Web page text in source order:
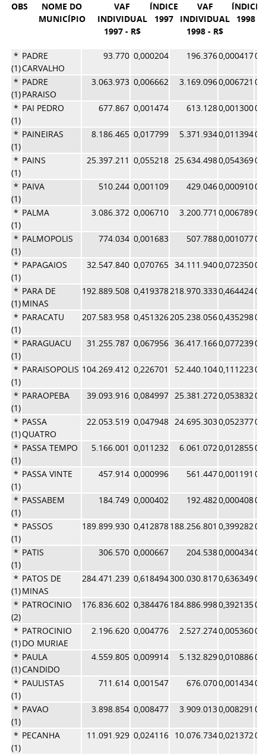
OBS
NOME DO
MUNICÍPIO
VAF
INDIVIDUAL
1997 - R$
ÍNDICE
1997
VAF
INDIVIDUAL
1998 - R$
ÍNDICE
1998
*
(1)
PADRE
CARVALHO
93.770 0,000204 196.3760,000417
*
(1)
PADRE
PARAISO
3.063.973 0,006662 3.169.0960,006721
*
(1)
PAI PEDRO 677.867 0,001474 613.1280,001300
*
(1)
PAINEIRAS 8.186.465 0,017799 5.371.9340,011394
*
(1)
PAINS 25.397.211 0,055218 25.634.4980,054369
*
(1)
PAIVA 510.244 0,001109 429.0460,000910
*
(1)
PALMA 3.086.372 0,006710 3.200.771 0,006789
*
(1)
PALMOPOLIS 774.034 0,001683 507.7880,001077
*
(1)
PAPAGAIOS 32.547.840 0,070765 34.111.9400,072350
*
(1)
PARA DE
MINAS
192.889.508 0,419378218.970.3330,464424
*
(1)
PARACATU 207.583.958 0,451326205.238.0560,435298
*
(1)
PARAGUACU 31.255.787 0,067956 36.417.1660,077239
*
(1)
PARAISOPOLIS 104.269.412 0,226701 52.440.1040,111223
*
(1)
PARAOPEBA 39.093.916 0,084997 25.381.2720,053832
*
(1)
PASSA
QUATRO
22.053.519 0,047948 24.695.3030,052377
*
(1)
PASSA TEMPO 5.166.001 0,011232 6.061.0720,012855
*
(1)
PASSA VINTE 457.914 0,000996 561.4470,001191
*
(1)
PASSABEM 184.749 0,000402 192.4820,000408
*
(1)
PASSOS 189.899.930 0,412878188.256.801 0,399282
*
(1)
PATIS 306.570 0,000667 204.5380,000434
*
(1)
PATOS DE
MINAS
284.471.239 0,618494300.030.8170,636349
*
(2)
PATROCINIO 176.836.602 0,384476184.886.9980,392135
*
(1)
PATROCINIO
DO MURIAE
2.196.620 0,004776 2.527.2740,005360
*
(1)
PAULA
CANDIDO
4.559.805 0,009914 5.132.8290,010886
*
(1)
PAULISTAS 711.614 0,001547 676.0700,001434
*
(1)
PAVAO 3.898.854 0,008477 3.909.0130,008291
*
(1)
PECANHA 11.091.929 0,024116 10.076.7340,021372